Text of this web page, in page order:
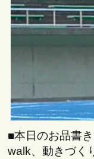
■本日のお品書き
walk、動きづく